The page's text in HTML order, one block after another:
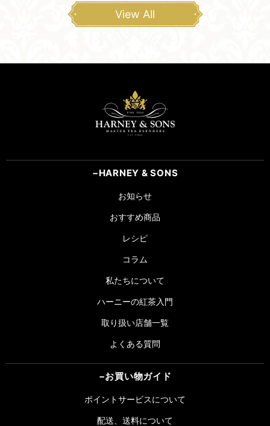
View All
HARNEY & SONS
お知らせ
おすすめ商品
レシピ
コラム
私たちについて
ハーニーの紅茶入門
取り扱い店舗一覧
よくある質問
お買い物ガイド
ポイントサービスについて
配送、送料について